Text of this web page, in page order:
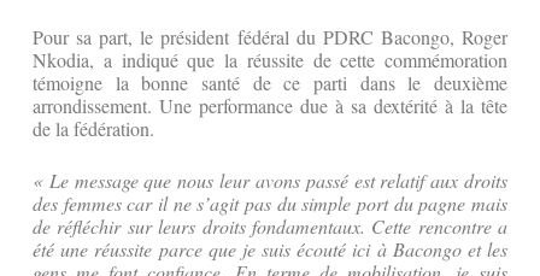
Pour sa part, le président fédéral du PDRC Bacongo, Roger
Nkodia, a indiqué que la réussite de cette commémoration
témoigne la bonne santé de ce parti dans le deuxième
arrondissement. Une performance due à sa dextérité à la tête
de la fédération.
« Le message que nous leur avons passé est relatif aux droits
des femmes car il ne s’agit pas du simple port du pagne mais
de réfléchir sur leurs droits fondamentaux. Cette rencontre a
été une réussite parce que je suis écouté ici à Bacongo et les